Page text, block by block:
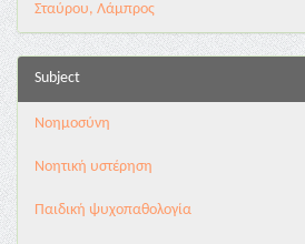
Σταύρου, Λάμπρος
Subject
Νοημοσύνη
Νοητική υστέρηση
Παιδική ψυχοπαθολογία